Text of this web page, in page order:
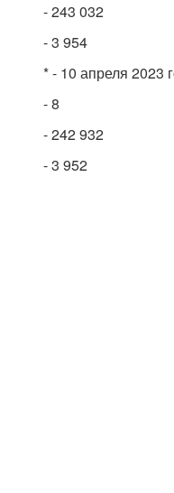
- 243 032
- 3 954
* - 10 апреля 2023
- 8
- 242 932
- 3 952